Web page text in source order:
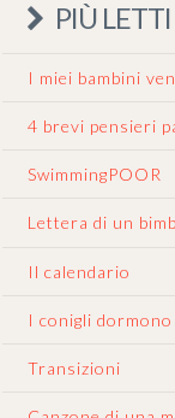
PIÙ LETTI
I miei bambini
4 brevi pensieri
SwimmingPOOR
Lettera di un
Il calendario
I conigli
Transizioni